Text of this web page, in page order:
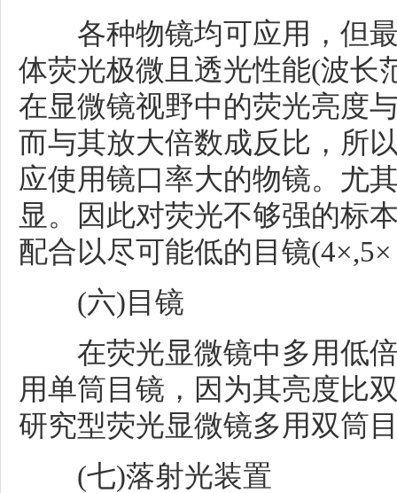
各种物镜均可应用，但最
体荧光极微且透光性能(波长
在显微镜视野中的荧光亮度
而与其放大倍数成反比，所
应使用镜口率大的物镜。尤
显。因此对荧光不够强的标
配合以尽可能低的目镜
(六)目镜
在荧光显微镜中多用低倍
用单筒目镜，因为其亮度比
研究型荧光显微镜多用双筒
(七)落射光装置